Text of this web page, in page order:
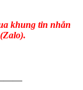
khung tin nhắn